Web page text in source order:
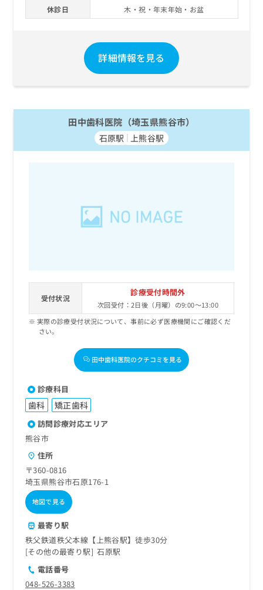
休診日 木・祝・年末年始・お盆
詳細情報を見る
田中歯科医院（埼玉県熊谷市）
石原駅 上熊谷駅
受付状況
診療受付時間外
次回受付：2日後（月曜）の9:00～13:00
実際の診療受付状況について、事前に必ず医療機関にご確認くだ
さい。
田中歯科医院のクチコミを見る
診療科目
歯科 矯正歯科
訪問診療対応エリア
熊谷市
住所
〒360-0816
埼玉県熊谷市石原176-1
地図で見る
最寄り駅
秩父鉄道秩父本線【上熊谷駅】徒歩30分
その他の最寄り駅
石原駅
電話番号
048-526-3383